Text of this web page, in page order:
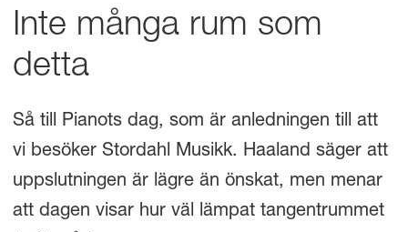
Inte många rum som
detta
Så till Pianots dag, som är anledningen till att
vi besöker Stordahl Musikk. Haaland säger att
uppslutningen är lägre än önskat, men menar
att dagen visar hur väl lämpat tangentrummet